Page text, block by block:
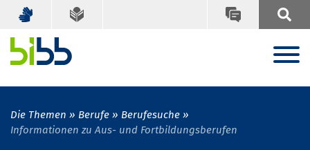
Die Themen Berufe
Berufesuche
Informationen zu Aus- und Fortbildungsberufen